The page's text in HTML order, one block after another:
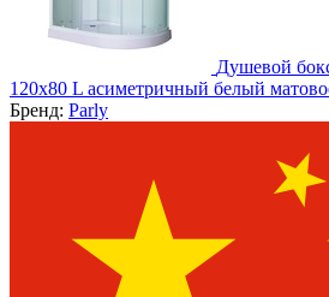
Душевой
120х80 L асиметричный белый
Бренд: Parly